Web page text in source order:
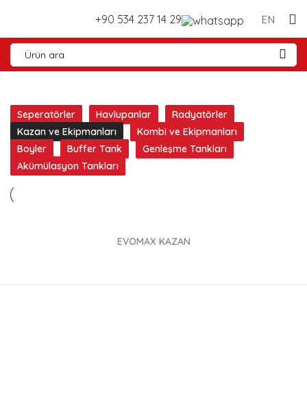
+90 534 237 14 29 EN
Seperatörler Havlupanlar
Radyatörler
Kazan ve Ekipmanları
Kombi ve Ekipmanları
Boyler
Buffer Tank
Genleşme Tankları
Akümülasyon Tankları
EVOMAX KAZAN